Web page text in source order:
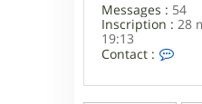
Messages : 54
Inscription : 28
19:13
Contact :
n